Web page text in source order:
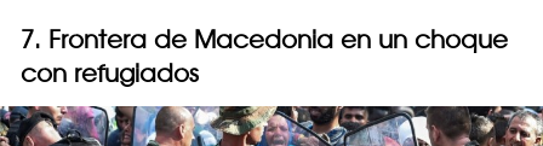
7. Frontera de Macedonia en un choque
con refugiados